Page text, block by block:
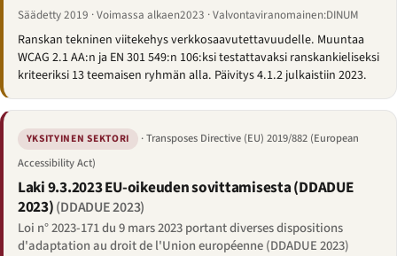
Säädetty 2019 · Voimassa alkaen2023 · Valvontaviranomainen:DINUM
Ranskan tekninen viitekehys verkkosaavutettavuudelle. Muuntaa
WCAG 2.1 AA:n ja EN 301 549:n 106:ksi testattavaksi ranskankieliseksi
kriteeriksi 13 teemaisen ryhmän alla. Päivitys 4.1.2 julkaistiin 2023.
YKSITYINEN SEKTORI
· Transposes Directive (EU) 2019/882 (European
Accessibility Act)
Laki 9.3.2023 EU-oikeuden sovittamisesta (DDADUE
2023)(DDADUE 2023)
Loi n° 2023-171 du 9 mars 2023 portant diverses dispositions
d'adaptation au droit de l'Union européenne (DDADUE 2023)